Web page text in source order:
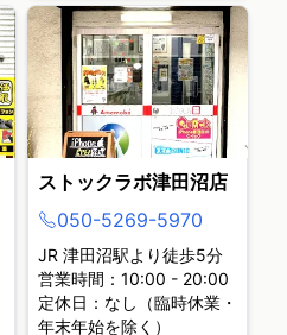
ストックラボ津田沼店
050-5269-5970
JR 津田沼駅より徒歩5分
営業時間：10:00 - 20:00
定休日：なし（臨時休業・
年末年始を除く）